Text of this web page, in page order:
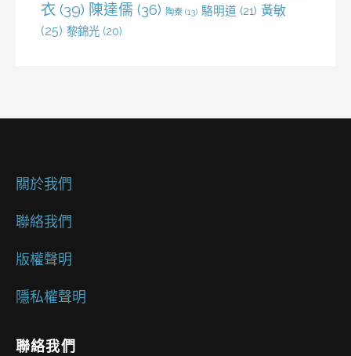
衣 (39) 陳達儒 (36) 陶秦 (13) 駱明道 (21) 黃敏
(25) 黎錦光 (20)
關於我們
聯絡我們
版權聲明
隱私權聲明
聯絡我們